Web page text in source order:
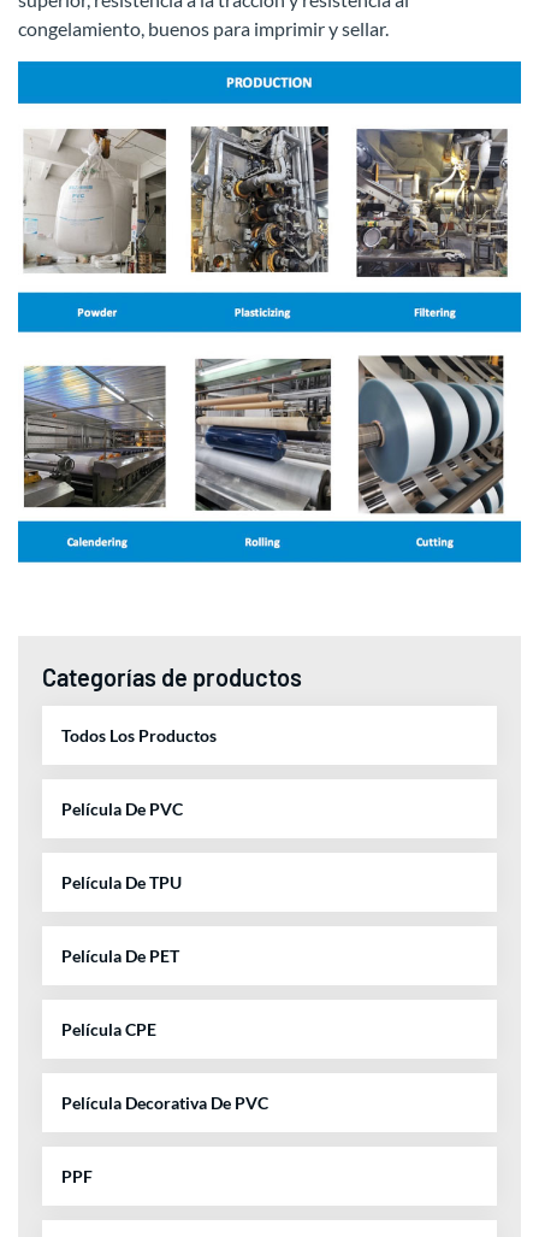
congelamiento, buenos para imprimir y sellar.
Categorías de productos
Todos Los Productos
Película De PVC
Película De TPU
Película De PET
Película CPE
Película Decorativa De PVC
PPF